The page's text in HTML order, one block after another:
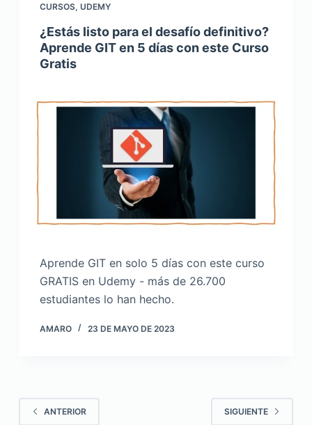
CURSOS, UDEMY
¿Estás listo para el desafío definitivo?
Aprende GIT en 5 días con este Curso
Gratis
Aprende GIT en solo 5 días con este curso
GRATIS en Udemy - más de 26.700
estudiantes lo han hecho.
AMARO 23 DE MAYO DE 2023
ANTERIOR SIGUIENTE